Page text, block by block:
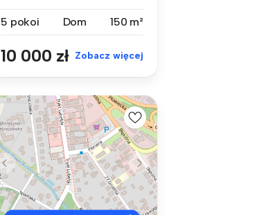
5 pokoi
Dom 150 m²
10 000 zł Zobacz więcej